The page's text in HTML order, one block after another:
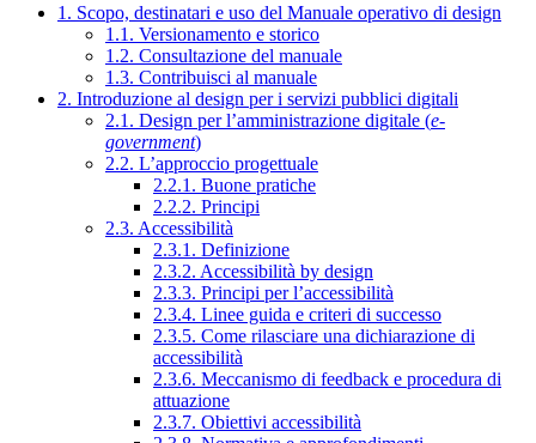
1. Scopo, destinatari e uso del Manuale operativo di design
1.1. Versionamento e storico
1.2. Consultazione del manuale
1.3. Contribuisci al manuale
2. Introduzione al design per i servizi pubblici digitali
2.1. Design per l’amministrazione digitale (e-
government)
2.2. L’approccio progettuale
2.2.1. Buone pratiche
2.2.2. Principi
2.3. Accessibilità
2.3.1. Definizione
2.3.2. Accessibilità by design
2.3.3. Principi per l’accessibilità
2.3.4. Linee guida e criteri di successo
2.3.5. Come rilasciare una dichiarazione di
accessibilità
2.3.6. Meccanismo di feedback e procedura di
attuazione
2.3.7. Obiettivi accessibilità